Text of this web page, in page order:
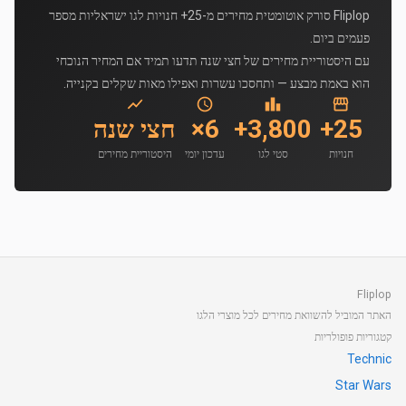
Fliplop סורק אוטומטית מחירים מ-25+ חנויות לגו ישראליות מספר
פעמים ביום.
עם היסטוריית מחירים של חצי שנה תדעו תמיד אם המחיר הנוכחי
הוא באמת מבצע — ותחסכו עשרות ואפילו מאות שקלים בקנייה.
25+
חנויות
3,800+
סטי לגו
6×
עדכון יומי
חצי שנה
היסטוריית מחירים
Fliplop
האתר המוביל להשוואת מחירים לכל מוצרי הלגו
קטגוריות פופולריות
Technic
Star Wars